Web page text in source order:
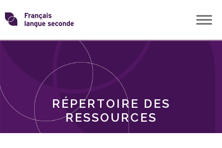
Skip
toTransformons
langue
RÉPERTOIRE DES
RESSOURCES
THÈMES